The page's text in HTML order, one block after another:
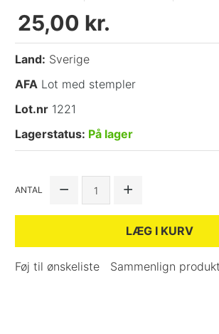
25,00 kr.
Land: Sverige
AFA Lot med stempler
Lot.nr 1221
Lagerstatus: På lager
ANTAL
LÆG I KURV
Føj til ønskeliste Sammenlign produkt